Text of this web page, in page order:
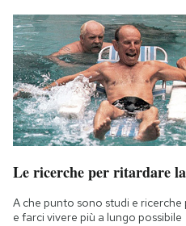
Le ricerche per ritardare
A che punto sono studi e
e farci vivere più a lungo possibile